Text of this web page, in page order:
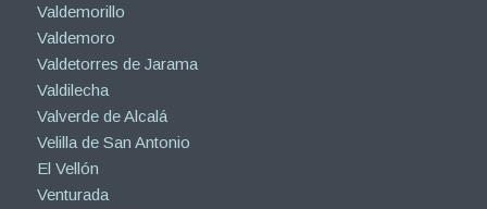
Valdemorillo
Valdemoro
Valdetorres de Jarama
Valdilecha
Valverde de Alcalá
Velilla de San Antonio
El Vellón
Venturada